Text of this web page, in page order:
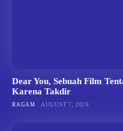
Dear You, Sebuah Film
Karena Takdir
RAGAM AUGUST 7, 2026